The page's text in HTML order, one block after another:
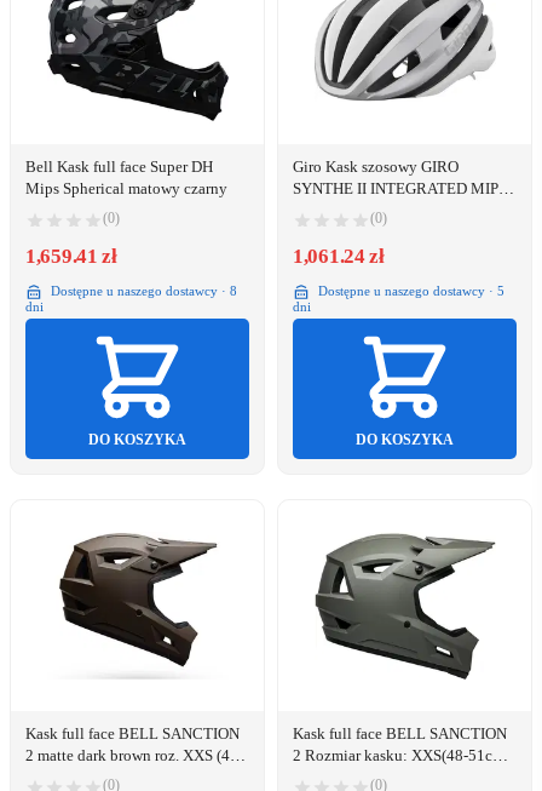
Bell Kask full face Super DH
Mips Spherical matowy czarny
(0)
1,659.41 zł
Dostępne u naszego dostawcy · 8
dni
DO KOSZYKA
Giro Kask szosowy GIRO
SYNTHE II INTEGRATED MIPS
matte white silver roz. S (51-55
cm) (NEW)
(0)
1,061.24 zł
Dostępne u naszego dostawcy · 5
dni
DO KOSZYKA
Kask full face BELL SANCTION
2 matte dark brown roz. XXS (48-
51cm) (NEW 2025)
(0)
Kask full face BELL SANCTION
2 Rozmiar kasku: XXS(48-51cm),
Wybierz kolor: Matte Dark Gray
(0)